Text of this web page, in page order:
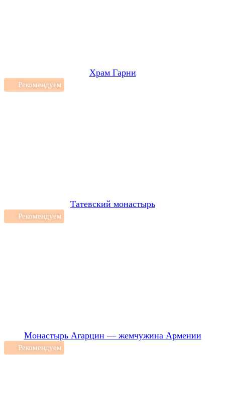
Храм Гарни
Рекомендуем
Татевский монастырь
Рекомендуем
Монастырь Агарцин — жемчужина Армении
Рекомендуем